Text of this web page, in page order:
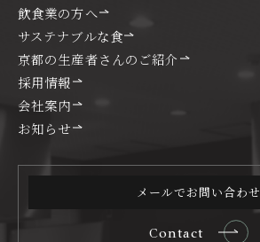
飲食業の方へ
サステナブルな食
京都の生産者さんのご紹介
採用情報
会社案内
お知らせ
メールでお問い合わせ
Contact